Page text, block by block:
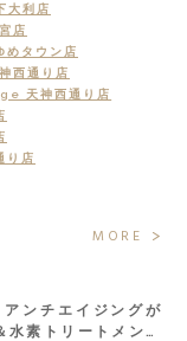
利店
店
タウン店
通り店
天神西通り店
り店
MORE
ンチエイジングが
素トリートメント